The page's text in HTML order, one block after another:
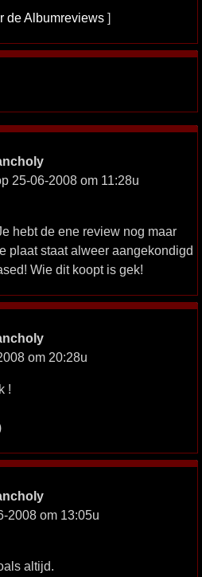
de Albumreviews ]
25-06-2008 om 11:28u
hebt de ene review nog maar
plaat staat alweer aangekondigd
Wie dit koopt is gek!
om 20:28u
!
2008 om 13:05u
altijd.